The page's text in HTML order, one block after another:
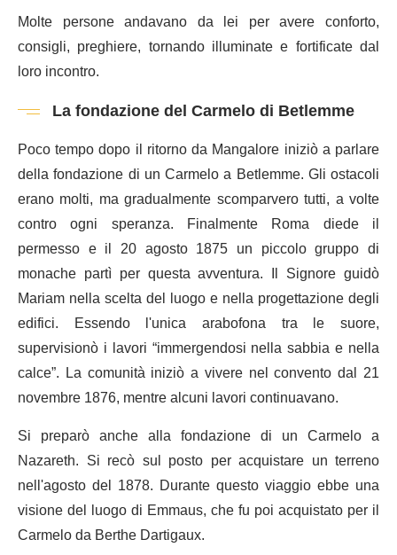
Molte persone andavano da lei per avere conforto,
consigli, preghiere, tornando illuminate e fortificate dal
loro incontro.
La fondazione del Carmelo di Betlemme
Poco tempo dopo il ritorno da Mangalore iniziò a parlare
della fondazione di un Carmelo a Betlemme. Gli ostacoli
erano molti, ma gradualmente scomparvero tutti, a volte
contro ogni speranza. Finalmente Roma diede il
permesso e il 20 agosto 1875 un piccolo gruppo di
monache partì per questa avventura. Il Signore guidò
Mariam nella scelta del luogo e nella progettazione degli
edifici. Essendo l'unica arabofona tra le suore,
supervisionò i lavori “immergendosi nella sabbia e nella
calce”. La comunità iniziò a vivere nel convento dal 21
novembre 1876, mentre alcuni lavori continuavano.
Si preparò anche alla fondazione di un Carmelo a
Nazareth. Si recò sul posto per acquistare un terreno
nell'agosto del 1878. Durante questo viaggio ebbe una
visione del luogo di Emmaus, che fu poi acquistato per il
Carmelo da Berthe Dartigaux.